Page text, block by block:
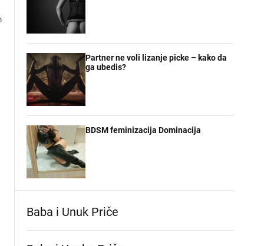
Partner ne voli lizanje picke – kako da
ga ubedis?
BDSM feminizacija Dominacija
Baba i Unuk Priče